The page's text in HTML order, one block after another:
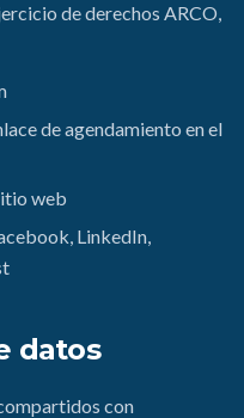
de derechos ARCO,
de agendamiento en el
web
LinkedIn,
datos
con